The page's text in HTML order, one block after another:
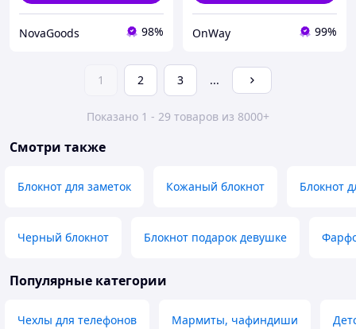
NovaGoods 98% OnWay 99%
1 2 3 ...
Показано 1 - 29 товаров из 8000+
Смотри также
Блокнот для заметок Кожаный блокнот Блокнот
Черный блокнот Блокнот подарок девушке
Популярные категории
Чехлы для телефонов Мармиты, чафиндиши